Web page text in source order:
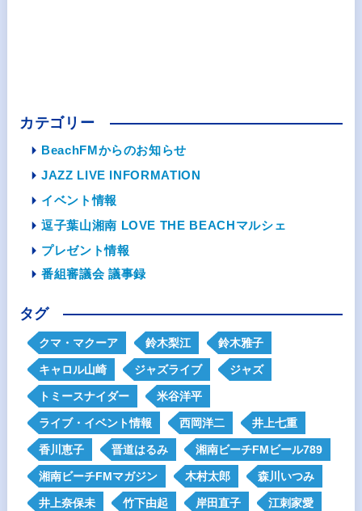
カテゴリー
BeachFMからのお知らせ
JAZZ LIVE INFORMATION
イベント情報
逗子葉山湘南 LOVE THE BEACHマルシェ
プレゼント情報
番組審議会 議事録
タグ
クマ・マクーア 鈴木梨江 鈴木雅子
キャロル山崎 ジャズライブ ジャズ
トミースナイダー 米谷洋平
ライブ・イベント情報 西岡洋二 井上七重
香川恵子 晋道はるみ 湘南ビーチFMビール789
湘南ビーチFMマガジン 木村太郎 森川いつみ
井上奈保未 竹下由起 岸田直子 江刺家愛